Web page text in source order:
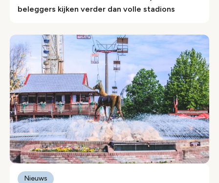
beleggers kijken verder dan volle stadions
Nieuws